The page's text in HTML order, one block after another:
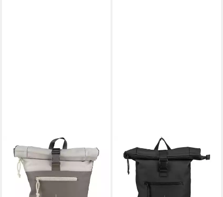
BLACKBEAT
Rucksack Backham New York
50,90 €
59,95 €
lieferbar - in 3-4 Werktagen bei dir
BLACKBEAT
Rucksack Wodz
50,90 €
59,95 €
lieferbar - in 3-4 Werktagen bei dir